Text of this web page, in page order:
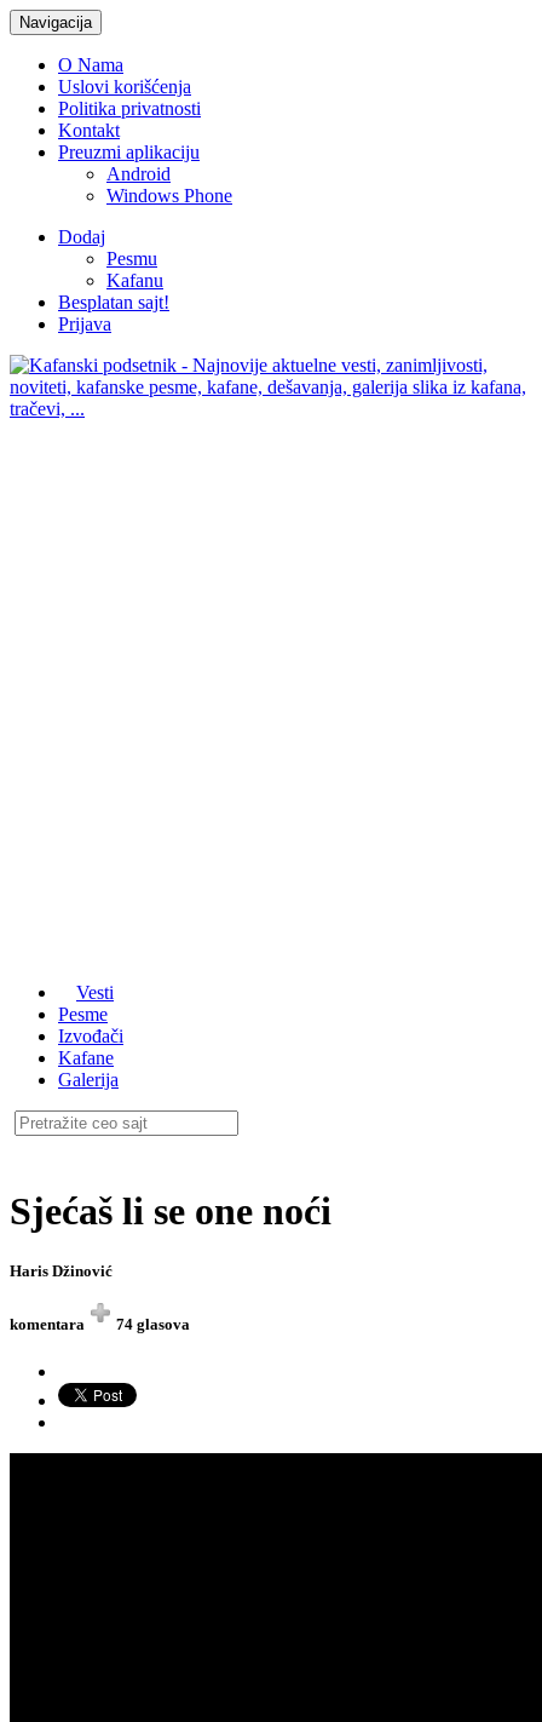
Navigacija
O Nama
Uslovi korišćenja
Politika privatnosti
Kontakt
Preuzmi aplikaciju
Android
Windows Phone
Dodaj
Pesmu
Kafanu
Besplatan sajt!
Prijava
Vesti
Pesme
Izvođači
Kafane
Galerija
Sjećaš li se one noći
Haris Džinović
komentara 74 glasova